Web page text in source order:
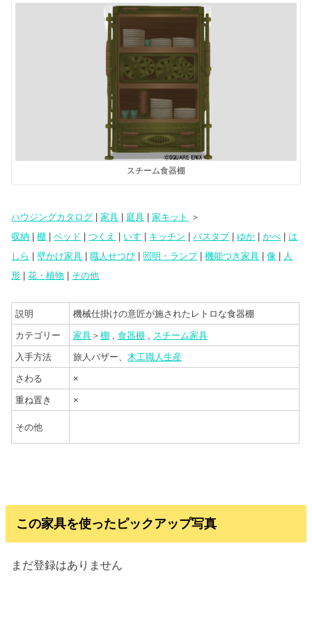
m
bl
st
o
d
o
n
er
e
st
スチーム食器棚
ハウジングカタログ |家具 庭具 |家キット
＞
収納 |棚 |ベッド |つくえ いす キッチン |バスタブ |ゆか |かべ
は
しら
|壁かけ家具 |職人せつび 照明・ランプ|機能つき家具 |像
人
形 |花・植物 その他
説明 機械仕掛けの意匠が施されたレトロな食器棚
カテゴリー 家具＞ 棚 , 食器棚 , スチーム家具
入手方法 旅人バザー、 木工職人生産
さわる ×
重ね置き ×
その他
この家具を使ったピックアップ写真
まだ登録はありません